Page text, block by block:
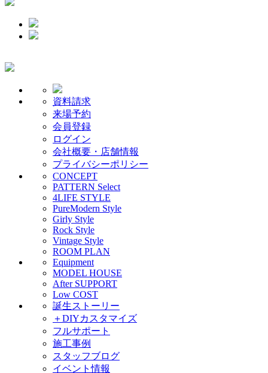
資料請求
来場予約
会員登録
ログイン
会社概要・店舗情報
プライバシーポリシー
CONCEPT
PATTERN Select
4LIFE STYLE
PureModern Style
Girly Style
Rock Style
Vintage Style
ROOM PLAN
Equipment
MODEL HOUSE
After SUPPORT
Low COST
誕生ストーリー
＋DIYカスタマイズ
フルサポート
施工事例
スタッフブログ
イベント情報